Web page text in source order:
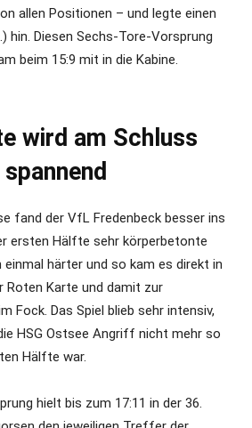
allen Positionen – und legte einen
hin. Diesen Sechs-Tore-Vorsprung
beim 15:9 mit in die Kabine.
wird am Schluss
fand der VfL Fredenbeck besser ins
ersten Hälfte sehr körperbetonte
härter und so kam es direkt in
Roten Karte und damit zur
Fock. Das Spiel blieb sehr intensiv,
HSG Ostsee Angriff nicht mehr so
Hälfte war.
hielt bis zum 17:11 in der 36.